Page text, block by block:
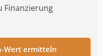
Finanzierung
Wert ermitteln